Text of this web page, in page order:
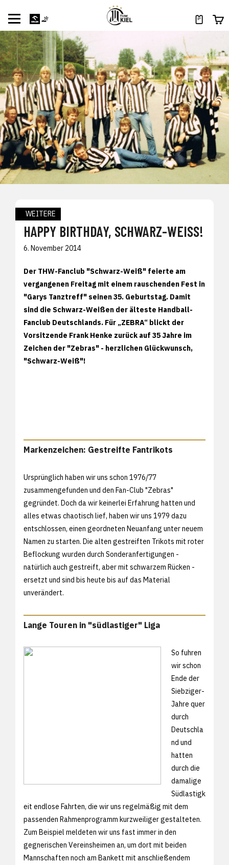
WEITERE
HAPPY BIRTHDAY, SCHWARZ-WEISS!
6. November 2014
Der THW-Fanclub "Schwarz-Weiß" feierte am
vergangenen Freitag mit einem rauschenden Fest in
"Garys Tanztreff" seinen 35. Geburtstag. Damit
sind die Schwarz-Weißen der älteste Handball-
Fanclub Deutschlands. Für „ZEBRA“ blickt der
Vorsitzende Frank Henke zurück auf 35 Jahre im
Zeichen der "Zebras" - herzlichen Glückwunsch,
"Schwarz-Weiß"!
Markenzeichen: Gestreifte Fantrikots
Ursprünglich haben wir uns schon 1976/77
zusammengefunden und den Fan-Club "Zebras"
gegründet. Doch da wir keinerlei Erfahrung hatten und
alles etwas chaotisch lief, haben wir uns 1979 dazu
entschlossen, einen geordneten Neuanfang unter neuem
Namen zu starten. Die alten gestreiften Trikots mit roter
Beflockung wurden durch Sonderanfertigungen -
natürlich auch gestreift, aber mit schwarzem Rücken -
ersetzt und sind bis heute bis auf das Material
unverändert.
Lange Touren in "südlastiger" Liga
So fuhren
wir schon
Ende der
Siebziger-
Jahre quer
durch
Deutschla
nd und
hatten
durch die
damalige
Südlastigk
eit endlose Fahrten, die wir uns regelmäßig mit dem
passenden Rahmenprogramm kurzweiliger gestalteten.
Zum Beispiel meldeten wir uns fast immer in den
gegnerischen Vereinsheimen an, um dort mit beiden
Mannschaften noch am Bankett mit anschließendem